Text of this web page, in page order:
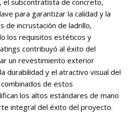
el subcontratista de concreto,
para garantizar la calidad y la
de incrustación de ladrillo,
los requisitos estéticos y
contribuyó al éxito del
un revestimiento exterior
durabilidad y el atractivo visual del
de estos
los altos estándares de mano
integral del éxito del proyecto.